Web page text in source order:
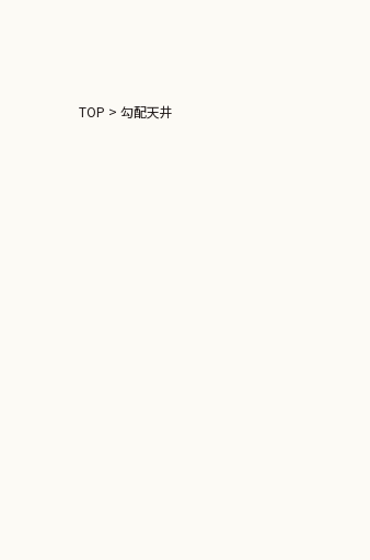
TOP > 勾配天井